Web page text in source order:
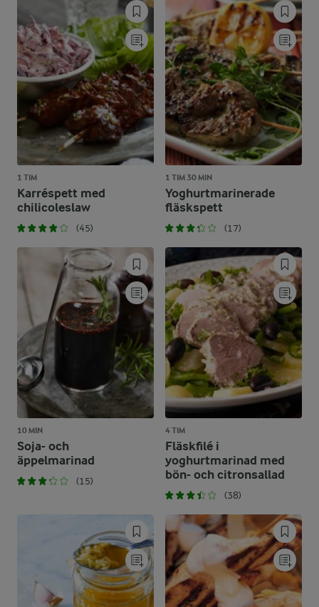
1 TIM
Karréspett med
chilicoleslaw
(45)
1 TIM 30 MIN
Yoghurtmarinerade
fläskspett
(17)
10 MIN
Soja- och
äppelmarinad
(15)
4 TIM
Fläskfilé i
yoghurtmarinad med
bön- och citronsallad
(38)